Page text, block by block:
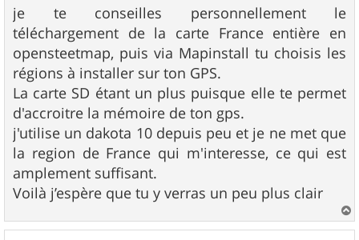
g
e
je te conseilles personnellement le
téléchargement de la carte France entière en
opensteetmap, puis via Mapinstall tu choisis les
régions à installer sur ton GPS.
La carte SD étant un plus puisque elle te permet
d'accroitre la mémoire de ton gps.
j'utilise un dakota 10 depuis peu et je ne met que
la region de France qui m'interesse, ce qui est
amplement suffisant.
Voilà j’espère que tu y verras un peu plus clair
a